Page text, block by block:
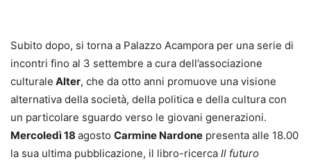
Subito dopo, si torna a Palazzo Acampora per una serie di
incontri fino al 3 settembre a cura dell’associazione
culturale Alter, che da otto anni promuove una visione
alternativa della società, della politica e della cultura con
un particolare sguardo verso le giovani generazioni.
Mercoledì 18 agosto Carmine Nardone presenta alle 18.00
la sua ultima pubblicazione, il libro-ricerca Il futuro